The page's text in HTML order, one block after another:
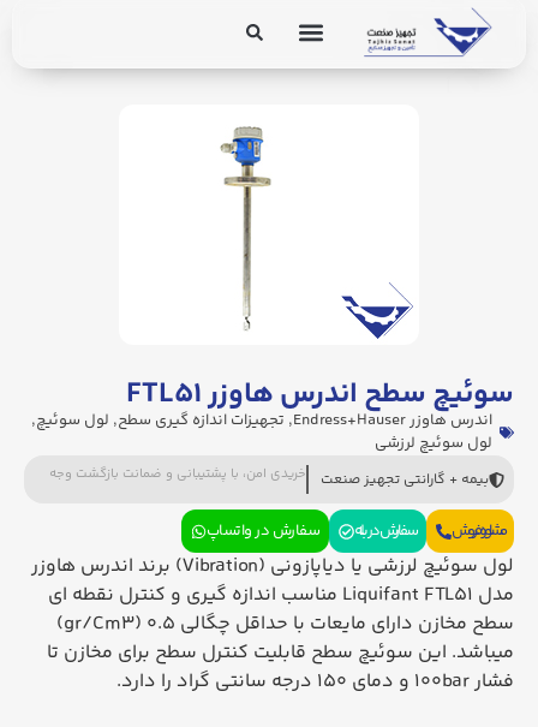
سوئیچ سطح اندرس هاوزر FTL۵۱
اندرس هاوزر Endress+Hauser , تجهیزات اندازه گیری سطح, لول سوئیچ,
لول سوئیچ لرزشی
بیمه + گارانتی تجهیز صنعت خریدی امن، با پشتیبانی و ضمانت بازگشت وجه
مشاوره فروش سفارش در بله سفارش در واتساپ
لول سوئیچ لرزشی یا دیاپازونی (Vibration) برند اندرس هاوزر
مدل Liquifant FTL51 مناسب اندازه گیری و کنترل نقطه ای
سطح مخازن دارای مایعات با حداقل چگالی 0.5 (gr/Cm3)
میباشد. این سوئیچ سطح قابلیت کنترل سطح برای مخازن تا
فشار 100bar و دمای 150 درجه سانتی گراد را دارد.